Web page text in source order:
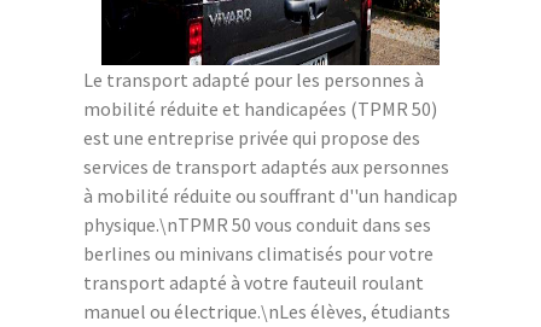
Le transport adapté pour les personnes à
mobilité réduite et handicapées (TPMR 50)
est une entreprise privée qui propose des
services de transport adaptés aux personnes
à mobilité réduite ou souffrant d''un handicap
physique.\nTPMR 50 vous conduit dans ses
berlines ou minivans climatisés pour votre
transport adapté à votre fauteuil roulant
manuel ou électrique.\nLes élèves, étudiants